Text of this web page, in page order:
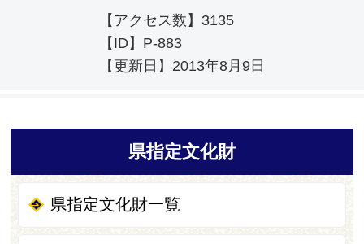
【アクセス数】 3135
【ID】 P-883
【更新日】 2013年8月9日
県指定文化財
県指定文化財一覧